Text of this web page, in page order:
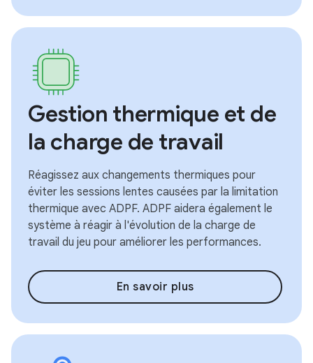
Gestion thermique et de
la charge de travail
Réagissez aux changements thermiques pour
éviter les sessions lentes causées par la limitation
thermique avec ADPF. ADPF aidera également le
système à réagir à l'évolution de la charge de
travail du jeu pour améliorer les performances.
En savoir plus